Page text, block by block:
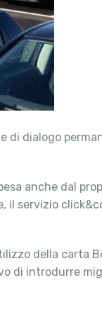
di dialogo
anche dal
il servizio
della carta
di introdurre